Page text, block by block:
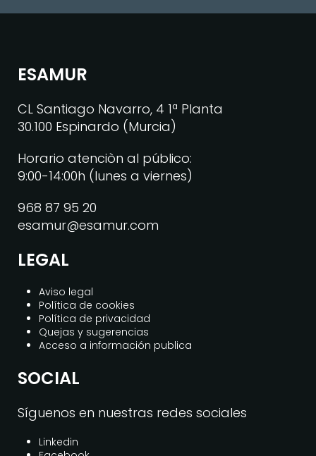
ESAMUR
CL Santiago Navarro, 4 1ª Planta
30.100 Espinardo (Murcia)
Horario atenciòn al público:
9:00-14:00h (lunes a viernes)
968 87 95 20
esamur@esamur.com
LEGAL
Aviso legal
Política de cookies
Política de privacidad
Quejas y sugerencias
Acceso a información publica
SOCIAL
Síguenos en nuestras redes sociales
Linkedin